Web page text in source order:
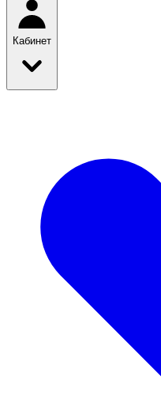
Кабинет